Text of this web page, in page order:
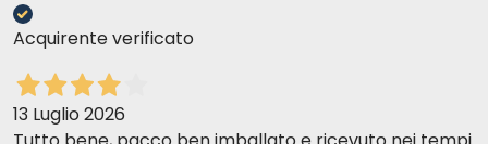
Acquirente verificato
13 Luglio 2026